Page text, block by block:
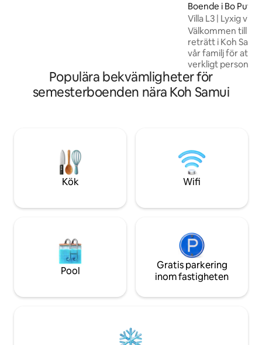
Boende i Bo Put
Villa L3 | Lyxig
egen pool
Välkommen till L3
reträtt i Koh
vår familj för att
verkligt personlig
Vår villa är
avskildhet och
idealisk för
sovrum, var och
som gör att alla
stunder och
Populära bekvämligheter för
semesterboenden nära Koh Samui
Kök Wifi
Pool
Gratis parkering
inom fastigheten